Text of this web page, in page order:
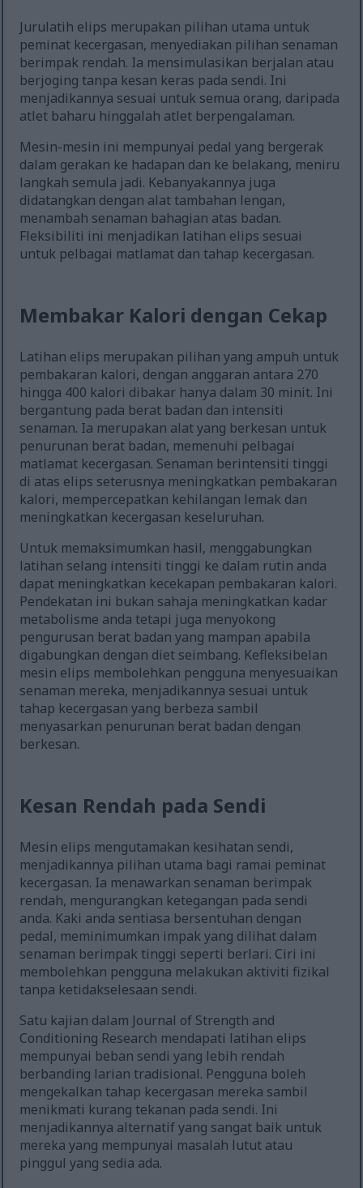
Jurulatih elips merupakan pilihan utama untuk
peminat kecergasan, menyediakan pilihan senaman
berimpak rendah. Ia mensimulasikan berjalan atau
berjoging tanpa kesan keras pada sendi. Ini
menjadikannya sesuai untuk semua orang, daripada
atlet baharu hinggalah atlet berpengalaman.
Mesin-mesin ini mempunyai pedal yang bergerak
dalam gerakan ke hadapan dan ke belakang, meniru
langkah semula jadi. Kebanyakannya juga
didatangkan dengan alat tambahan lengan,
menambah senaman bahagian atas badan.
Fleksibiliti ini menjadikan latihan elips sesuai
untuk pelbagai matlamat dan tahap kecergasan.
Membakar Kalori dengan Cekap
Latihan elips merupakan pilihan yang ampuh untuk
pembakaran kalori, dengan anggaran antara 270
hingga 400 kalori dibakar hanya dalam 30 minit. Ini
bergantung pada berat badan dan intensiti
senaman. Ia merupakan alat yang berkesan untuk
penurunan berat badan, memenuhi pelbagai
matlamat kecergasan. Senaman berintensiti tinggi
di atas elips seterusnya meningkatkan pembakaran
kalori, mempercepatkan kehilangan lemak dan
meningkatkan kecergasan keseluruhan.
Untuk memaksimumkan hasil, menggabungkan
latihan selang intensiti tinggi ke dalam rutin anda
dapat meningkatkan kecekapan pembakaran kalori.
Pendekatan ini bukan sahaja meningkatkan kadar
metabolisme anda tetapi juga menyokong
pengurusan berat badan yang mampan apabila
digabungkan dengan diet seimbang. Kefleksibelan
mesin elips membolehkan pengguna menyesuaikan
senaman mereka, menjadikannya sesuai untuk
tahap kecergasan yang berbeza sambil
menyasarkan penurunan berat badan dengan
berkesan.
Kesan Rendah pada Sendi
Mesin elips mengutamakan kesihatan sendi,
menjadikannya pilihan utama bagi ramai peminat
kecergasan. Ia menawarkan senaman berimpak
rendah, mengurangkan ketegangan pada sendi
anda. Kaki anda sentiasa bersentuhan dengan
pedal, meminimumkan impak yang dilihat dalam
senaman berimpak tinggi seperti berlari. Ciri ini
membolehkan pengguna melakukan aktiviti fizikal
tanpa ketidakselesaan sendi.
Satu kajian dalam Journal of Strength and
Conditioning Research mendapati latihan elips
mempunyai beban sendi yang lebih rendah
berbanding larian tradisional. Pengguna boleh
mengekalkan tahap kecergasan mereka sambil
menikmati kurang tekanan pada sendi. Ini
menjadikannya alternatif yang sangat baik untuk
mereka yang mempunyai masalah lutut atau
pinggul yang sedia ada.